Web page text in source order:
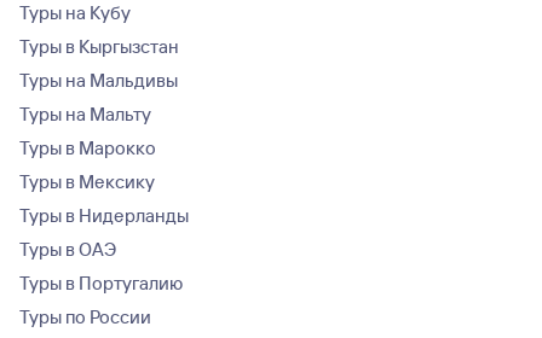
Туры на Кубу
Туры в Кыргызстан
Туры на Мальдивы
Туры на Мальту
Туры в Марокко
Туры в Мексику
Туры в Нидерланды
Туры в ОАЭ
Туры в Португалию
Туры по России